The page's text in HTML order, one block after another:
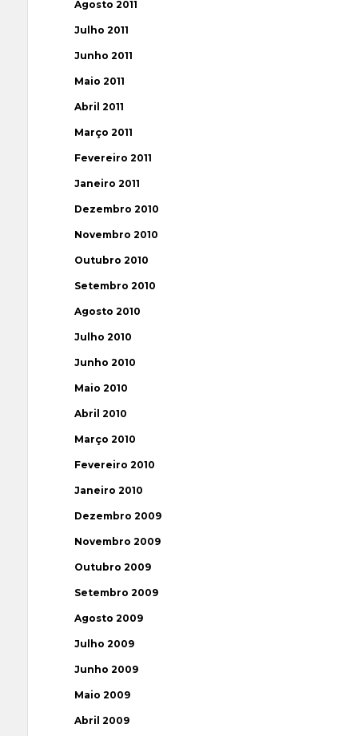
Agosto 2011
Julho 2011
Junho 2011
Maio 2011
Abril 2011
Março 2011
Fevereiro 2011
Janeiro 2011
Dezembro 2010
Novembro 2010
Outubro 2010
Setembro 2010
Agosto 2010
Julho 2010
Junho 2010
Maio 2010
Abril 2010
Março 2010
Fevereiro 2010
Janeiro 2010
Dezembro 2009
Novembro 2009
Outubro 2009
Setembro 2009
Agosto 2009
Julho 2009
Junho 2009
Maio 2009
Abril 2009